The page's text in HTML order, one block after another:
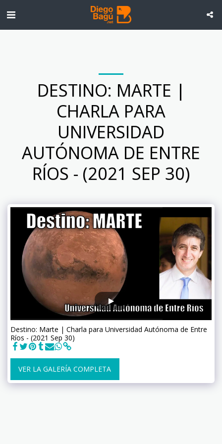
DESTINO: MARTE |
CHARLA PARA
UNIVERSIDAD
AUTÓNOMA DE ENTRE
RÍOS - (2021 SEP 30)
Destino: Marte | Charla para Universidad Autónoma de Entre
Ríos - (2021 Sep 30)
VER LA GALERÍA COMPLETA